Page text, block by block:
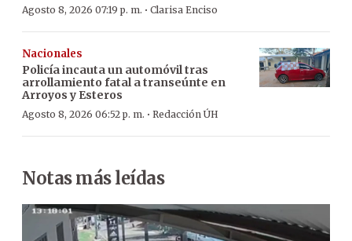
Agosto 8, 2026 07:19 p. m. · Clarisa Enciso
Nacionales
Policía incauta un automóvil tras
arrollamiento fatal a transeúnte en
Arroyos y Esteros
Agosto 8, 2026 06:52 p. m. · Redacción ÚH
Notas más leídas